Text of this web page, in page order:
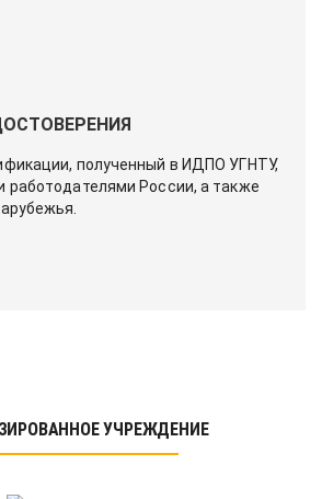
полученный в ИДПО УГНТУ,
работодателями России, а также
УЧРЕЖДЕНИЕ